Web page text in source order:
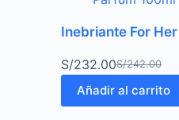
Inebriante For
S/242.00
S/232.00
Añadir al carrito